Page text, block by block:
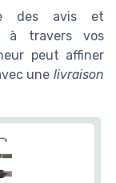
des avis et
à travers vos
peut affiner
une livraison